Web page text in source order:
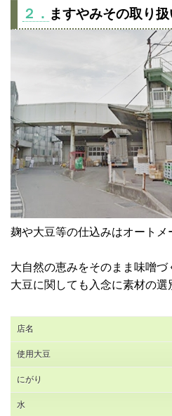
２． ますやみその取り
麹や大豆等の仕込みはオートメ
大自然の恵みをそのまま味噌
大豆に関しても入念に素材の選
店名
使用大豆
にがり
水